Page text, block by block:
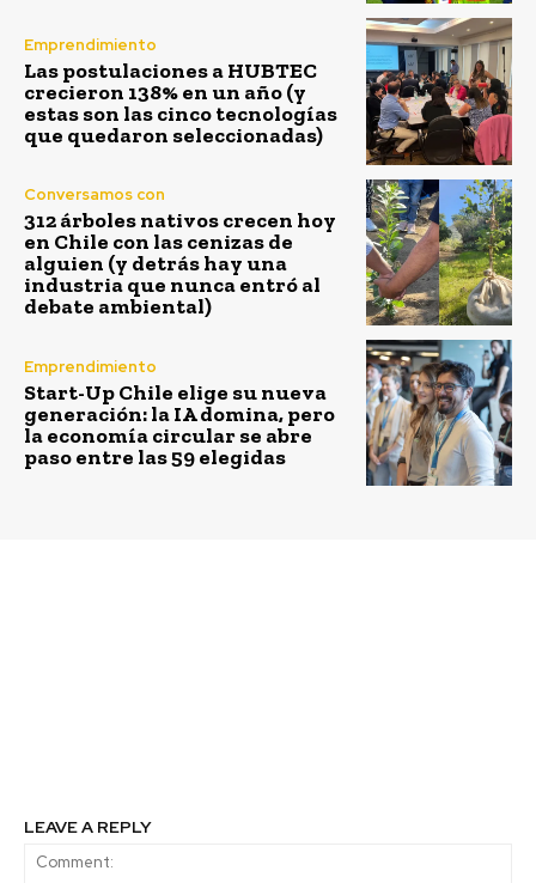
Emprendimiento
Las postulaciones a HUBTEC
crecieron 138% en un año (y
estas son las cinco tecnologías
que quedaron seleccionadas)
Conversamos con
312 árboles nativos crecen hoy
en Chile con las cenizas de
alguien (y detrás hay una
industria que nunca entró al
debate ambiental)
Emprendimiento
Start-Up Chile elige su nueva
generación: la IA domina, pero
la economía circular se abre
paso entre las 59 elegidas
LEAVE A REPLY